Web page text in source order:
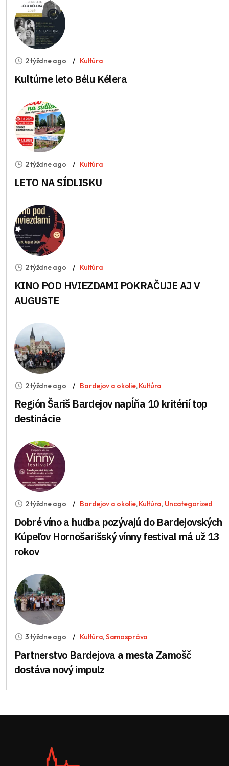
2 týždne ago Kultúra
Kultúrne leto Bélu Kélera
2 týždne ago Kultúra
LETO NA SÍDLISKU
2 týždne ago Kultúra
KINO POD HVIEZDAMI POKRAČUJE AJ V
AUGUSTE
2 týždne ago Bardejov a okolie,Kultúra
Región Šariš Bardejov napĺňa 10 kritérií top
destinácie
2 týždne ago Bardejov a okolie,Kultúra, Uncategorized
Dobré víno a hudba pozývajú do Bardejovských
Kúpeľov Hornošarišský vínny festival má už 13
rokov
3 týždne ago Kultúra,Samospráva
Partnerstvo Bardejova a mesta Zamošč
dostáva nový impulz